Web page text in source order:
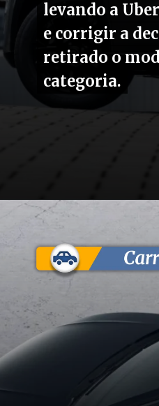
levando a
e corrigir a
retirado o
categoria.
levando a
e corrigir a
retirado o
categoria.